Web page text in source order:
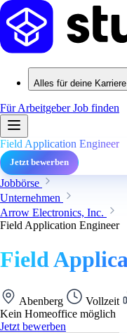
Alles für deine Karriere
Für ArbeitgeberJob finden
Field Application Engineer
Jetzt bewerben
Jobbörse
Unternehmen
Arrow Electronics, Inc.
Field Application Engineer
Field
Abenberg Vollzeit
Kein Homeoffice möglich
Jetzt bewerben